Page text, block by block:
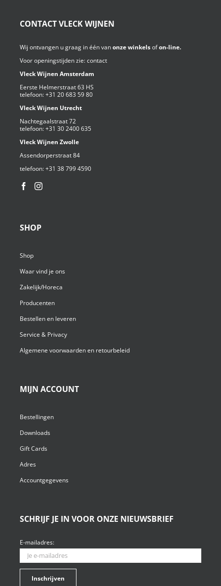
CONTACT VLECK WIJNEN
Wij ontvangen u graag in één vanonze winkelsofon-line.
Voor openingstijden zie:contact
Vleck Wijnen Amsterdam
Eerste Helmerstraat 63 HS
telefoon:+31 20 683 59 80
Vleck Wijnen Utrecht
Nachtegaalstraat 72
telefoon:+31 30 2400 635
Vleck Wijnen Zwolle
Assendorperstraat 84
telefoon:+31 38 799 4590⁩
SHOP
Shop
Waar vind je ons
Zakelijk/Horeca
Producenten
Bestellen en leveren
Service & Privacy
Algemene voorwaarden en retourbeleid
MIJN ACCOUNT
Bestellingen
Downloads
Gift Cards
Adres
Accountgegevens
SCHRIJF JE IN VOOR ONZE NIEUWSBRIEF
E-mailadres: